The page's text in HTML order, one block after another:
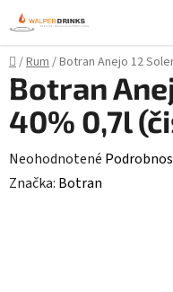
Prejsť
na
obsah
Domov
/Rum/Botran Anejo 12
Botran
40% 0,7l
Priemerné
hodnotenie
Neohodnotené
Značka: Botran